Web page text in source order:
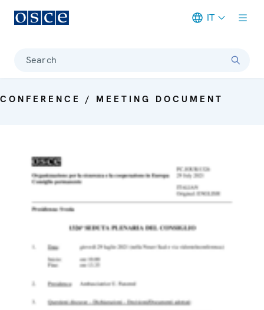
IT
Search
CONFERENCE / MEETING DOCUMENT